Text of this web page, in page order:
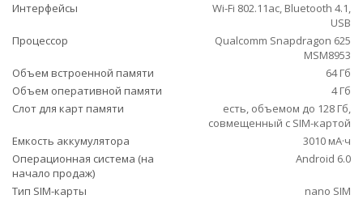
Интерфейсы
Wi-Fi 802.11ac, Bluetooth 4.1,
USB
Процессор
Qualcomm Snapdragon 625
MSM8953
Объем встроенной памяти
64 Гб
Объем оперативной памяти
4 Гб
Слот для карт памяти
есть, объемом до 128 Гб,
совмещенный с SIM-картой
Емкость аккумулятора
3010 мА·ч
Операционная система (на
начало продаж)
Android 6.0
Тип SIM-карты
nano SIM